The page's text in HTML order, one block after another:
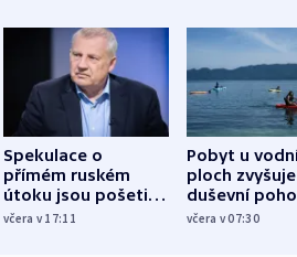
Spekulace o
přímém ruském
útoku jsou pošetilé,
míní estonský
včera v 17:11
Pobyt u
ploch zvyšuje
duševní
ukázala
včera v 07:30